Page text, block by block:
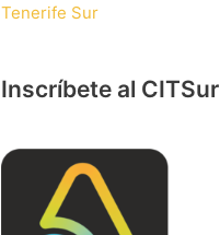
Tenerife Sur
Inscríbete al CITSur